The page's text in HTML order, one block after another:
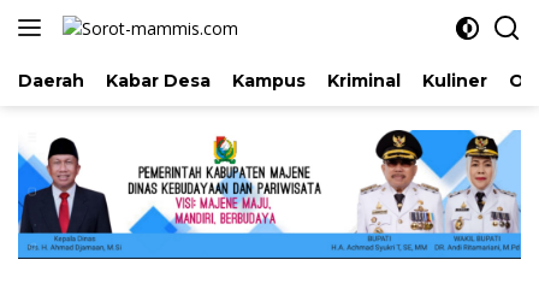
Langsung
Daerah Kabar Desa Kampus Kriminal Kuliner